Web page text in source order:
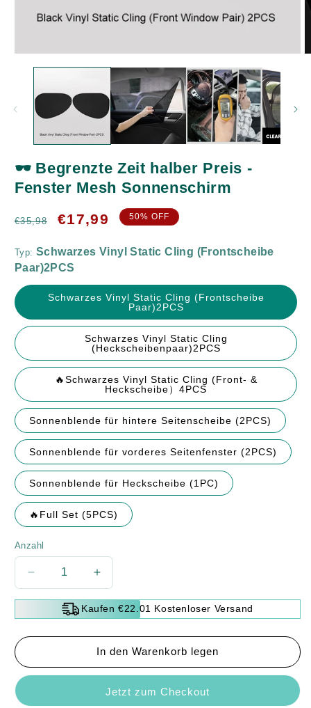
öffnen
🕶️ Begrenzte Zeit halber Preis -
Fenster Mesh Sonnenschirm
Normaler
€35,98 Verkaufspreis
€17,99 50% OFF
Typ:
Paar)2PCS
Schwarzes Vinyl Static Cling (Frontscheibe
Paar)2PCS
Schwarzes Vinyl Static Cling
(Heckscheibenpaar)2PCS
🔥Schwarzes Vinyl Static Cling (Front- &
Heckscheibe）4PCS
Sonnenblende für hintere Seitenscheibe (2PCS)
Sonnenblende für vorderes Seitenfenster (2PCS)
Sonnenblende für Heckscheibe (1PC)
🔥Full Set (5PCS)
Anzahl
Verringere
die
Menge
für
🕶️
Zeit
Erhöhe
die
Menge
für
🕶️
Begrenzte
Zeit
halber
Kaufen €22.01 Kostenloser Versand
In den Warenkorb legen
Jetzt zum Checkout